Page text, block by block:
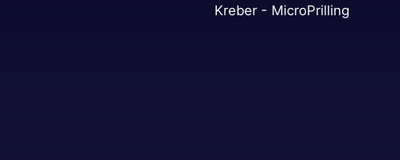
Kreber - MicroPrilling